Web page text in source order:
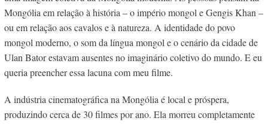
Mongólia em relação à história – o império mongol e Gengis Khan –
ou em relação aos cavalos e à natureza. A identidade do povo
mongol moderno, o som da língua mongol e o cenário da cidade de
Ulan Bator estavam ausentes no imaginário coletivo do mundo. E eu
queria preencher essa lacuna com meu filme.
A indústria cinematográfica na Mongólia é local e próspera,
produzindo cerca de 30 filmes por ano. Ela morreu completamente